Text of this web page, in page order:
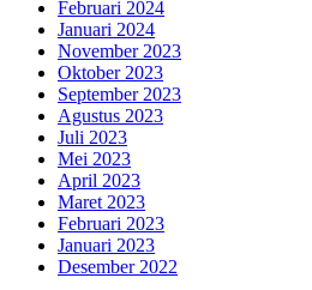
Februari 2024
Januari 2024
November 2023
Oktober 2023
September 2023
Agustus 2023
Juli 2023
Mei 2023
April 2023
Maret 2023
Februari 2023
Januari 2023
Desember 2022